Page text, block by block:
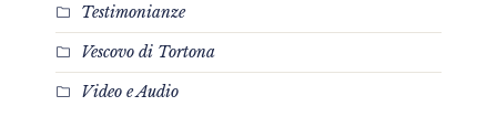
Testimonianze
Vescovo di Tortona
Video e Audio